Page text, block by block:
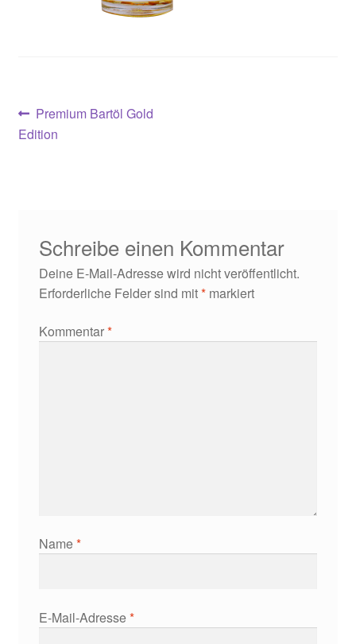
Partnerprogramm
Beitragsnavigation
Vorheriger
Beitrag:
Premium Bartöl Gold
Edition
Schreibe einen Kommentar
Deine E-Mail-Adresse wird nicht veröffentlicht.
Erforderliche Felder sind mit*markiert
Kommentar*
Name*
E-Mail-Adresse*